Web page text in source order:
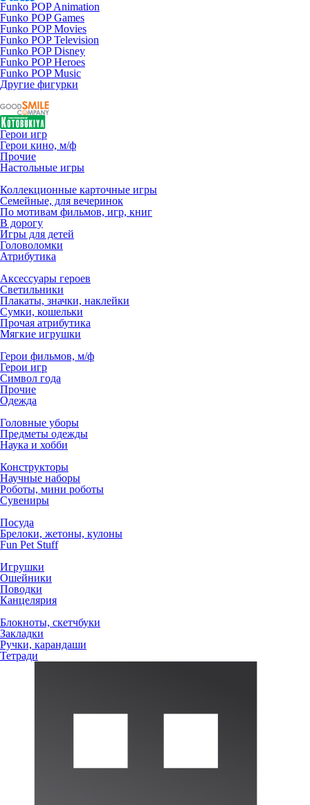
Funko POP Animation
Funko POP Games
Funko POP Movies
Funko POP Television
Funko POP Disney
Funko POP Heroes
Funko POP Music
Другие фигурки
Герои игр
Герои кино, м/ф
Прочие
Настольные игры
Коллекционные карточные игры
Семейные, для вечеринок
По мотивам фильмов, игр, книг
В дорогу
Игры для детей
Головоломки
Атрибутика
Аксессуары героев
Светильники
Плакаты, значки, наклейки
Сумки, кошельки
Прочая атрибутика
Мягкие игрушки
Герои фильмов, м/ф
Герои игр
Символ года
Прочие
Одежда
Головные уборы
Предметы одежды
Наука и хобби
Конструкторы
Научные наборы
Роботы, мини роботы
Сувениры
Посуда
Брелоки, жетоны, кулоны
Fun Pet Stuff
Игрушки
Ошейники
Поводки
Канцелярия
Блокноты, скетчбуки
Закладки
Ручки, карандаши
Тетради